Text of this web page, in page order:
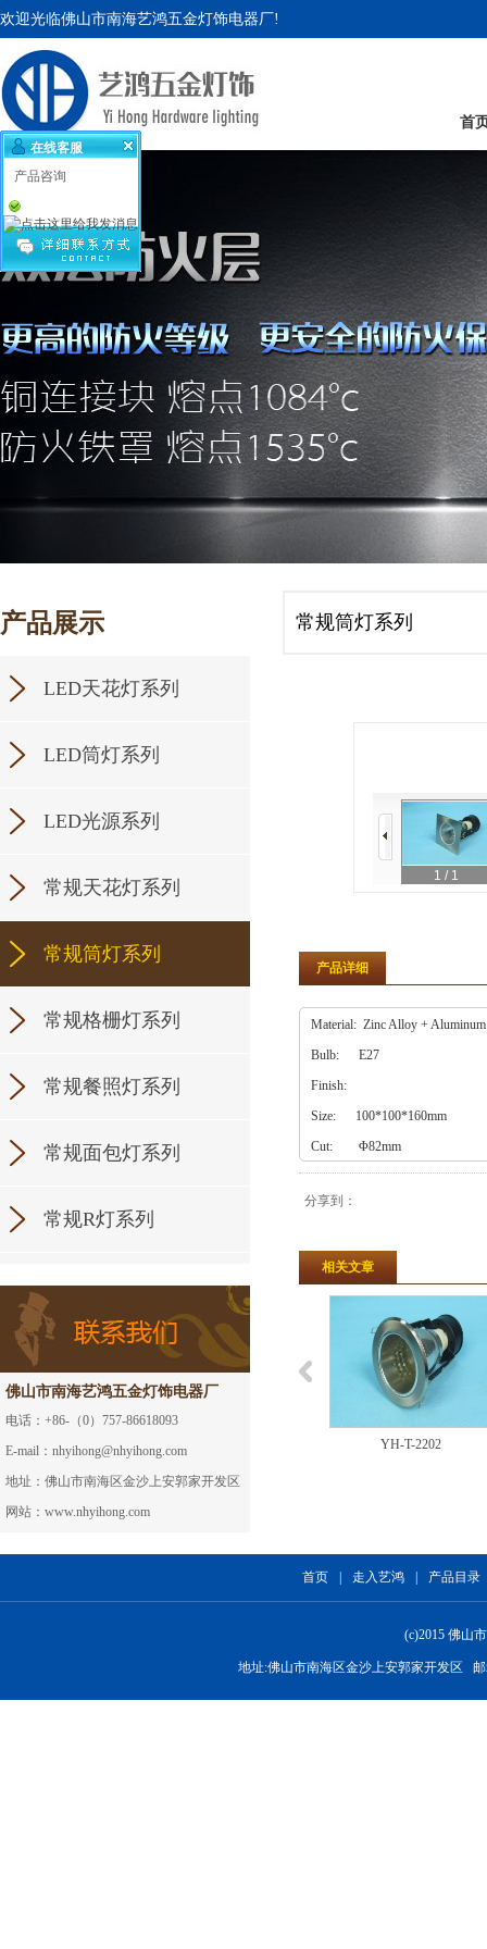
欢迎光临佛山市南海艺鸿五金灯饰电器厂!
首
产品展示
LED天花灯系列
LED筒灯系列
LED光源系列
常规天花灯系列
常规筒灯系列
常规格栅灯系列
常规餐照灯系列
常规面包灯系列
常规R灯系列
佛山市南海艺鸿五金灯饰电器厂
电话：+86-（0）757-86618093
E-mail：nhyihong@nhyihong.com
地址：佛山市南海区金沙上安郭家开发区
网站：www.nhyihong.com
常规筒灯系列
1 / 1
产品详细
Material: Zinc Alloy +
Bulb: E27
Finish:
Size:
Cut: Φ82mm
分享到：
相关文章
YH-T-2202
首页 走入艺鸿 产品目录
(c)2015 佛山
地址:佛山市南海区金沙上安郭家开发区 邮
在线客服
产品咨询